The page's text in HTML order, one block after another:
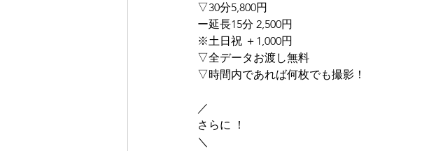
▽30分5,800円
ー延長15分 2,500円
※土日祝 ＋1,000円
▽全データお渡し無料
▽時間内であれば何枚でも撮影！
／
さらに ！
＼